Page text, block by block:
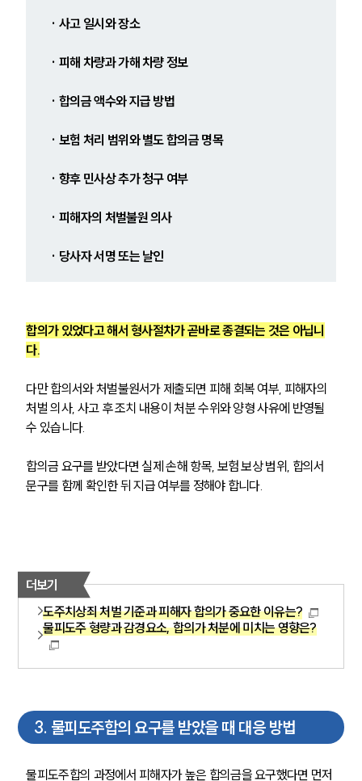
팀소개
팀소개
대륜의 강점
오시는 길
통합검색
AI대륜
법률정보
법률지식인
고객후기
업무분야
음주교통사고대응부 업무
전체
· 사고 일시와 장소
· 피해 차량과 가해 차량 정보
· 합의금 액수와 지급 방법
· 보험 처리 범위와 별도 합의금 명목
· 향후 민사상 추가 청구 여부
· 피해자의 처벌불원 의사
· 당사자 서명 또는 날인
합의가 있었다고 해서 형사절차가 곧바로 종결되는 것은 아닙니
다.
다만 합의서와 처벌불원서가 제출되면 피해 회복 여부, 피해자의
처벌 의사, 사고 후 조치 내용이 처분 수위와 양형 사유에 반영될
수 있습니다.
합의금 요구를 받았다면 실제 손해 항목, 보험 보상 범위, 합의서
문구를 함께 확인한 뒤 지급 여부를 정해야 합니다.
더보기
도주치상죄 처벌 기준과 피해자 합의가 중요한 이유는?
물피도주 형량과 감경요소, 합의가 처분에 미치는 영향은?
3. 물피도주합의 요구를 받았을 때 대응 방법
물피도주합의 과정에서 피해자가 높은 합의금을 요구했다면 먼저